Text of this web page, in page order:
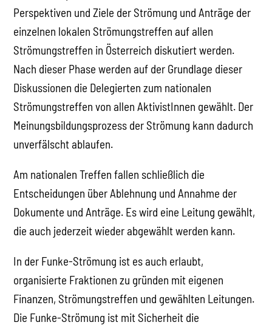
Perspektiven und Ziele der Strömung und Anträge der
einzelnen lokalen Strömungstreffen auf allen
Strömungstreffen in Österreich diskutiert werden.
Nach dieser Phase werden auf der Grundlage dieser
Diskussionen die Delegierten zum nationalen
Strömungstreffen von allen AktivistInnen gewählt. Der
Meinungsbildungsprozess der Strömung kann dadurch
unverfälscht ablaufen.
Am nationalen Treffen fallen schließlich die
Entscheidungen über Ablehnung und Annahme der
Dokumente und Anträge. Es wird eine Leitung gewählt,
die auch jederzeit wieder abgewählt werden kann.
In der Funke-Strömung ist es auch erlaubt,
organisierte Fraktionen zu gründen mit eigenen
Finanzen, Strömungstreffen und gewählten Leitungen.
Die Funke-Strömung ist mit Sicherheit die